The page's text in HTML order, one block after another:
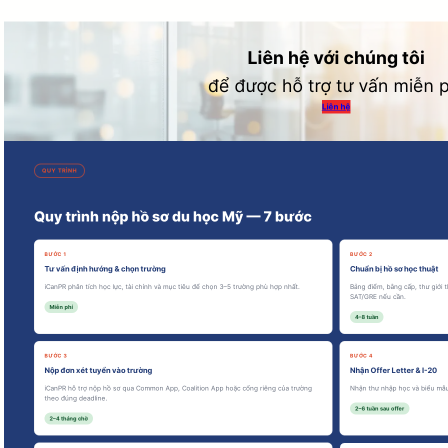
Liên hệ với chúng tôi
để được hỗ trợ tư vấn miễn
Liên hệ
QUY TRÌNH
Quy trình nộp hồ sơ du học Mỹ — 7 bước
BƯỚC 1
Tư vấn định hướng & chọn trường
iCanPR phân tích học lực, tài chính và mục tiêu để chọn 3–5 trường phù hợp nhất.
Miễn phí
BƯỚC 2
Chuẩn bị hồ sơ học thuật
Bảng điểm, bằng cấp, thư giới
SAT/GRE nếu cần.
4–8 tuần
BƯỚC 3
Nộp đơn xét tuyển vào trường
iCanPR hỗ trợ nộp hồ sơ qua Common App, Coalition App hoặc cổng riêng của trường
theo đúng deadline.
2–4 tháng chờ
BƯỚC 4
Nhận Offer Letter & I-20
Nhận thư nhập học và biểu
2–6 tuần sau offer